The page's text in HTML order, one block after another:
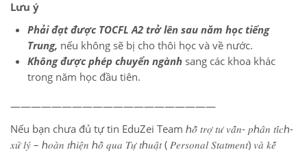
Lưu ý
Phải đạt được TOCFL A2 trở lên sau năm học tiếng
Trung, nếu không sẽ bị cho thôi học và về nước.
Không được phép chuyển ngành sang các khoa khác
trong năm học đầu tiên.
————————————————————
Nếu bạn chưa đủ tự tin EduZei Team ℎ𝑜̂̃ 𝑡𝑟𝑜̛̣ 𝑡𝑢̛ 𝑣𝑎̂́𝑛- 𝑝ℎ𝑎̂𝑛 𝑡𝑖́𝑐ℎ-
𝑥𝑢̛̉ 𝑙𝑦́ – ℎ𝑜𝑎̀𝑛 𝑡ℎ𝑖𝑒̣̂𝑛 ℎ𝑜̂̀ 𝑞𝑢𝑎 𝑇𝑢̛̣ 𝑡ℎ𝑢𝑎̣̂𝑡 ( 𝑃𝑒𝑟𝑠𝑜𝑛𝑎𝑙 𝑆𝑡𝑎𝑡𝑚𝑒𝑛𝑡) 𝑣𝑎̀ 𝑘𝑒̂́